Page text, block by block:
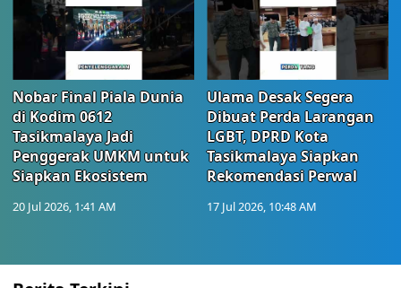
Nobar Final Piala Dunia
di Kodim 0612
Tasikmalaya Jadi
Penggerak UMKM untuk
Siapkan Ekosistem
20 Jul 2026, 1:41 AM
Ulama Desak Segera
Dibuat Perda Larangan
LGBT, DPRD Kota
Tasikmalaya Siapkan
Rekomendasi Perwal
17 Jul 2026, 10:48 AM